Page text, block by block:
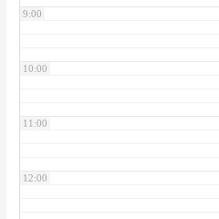
9:00
10:00
11:00
12:00